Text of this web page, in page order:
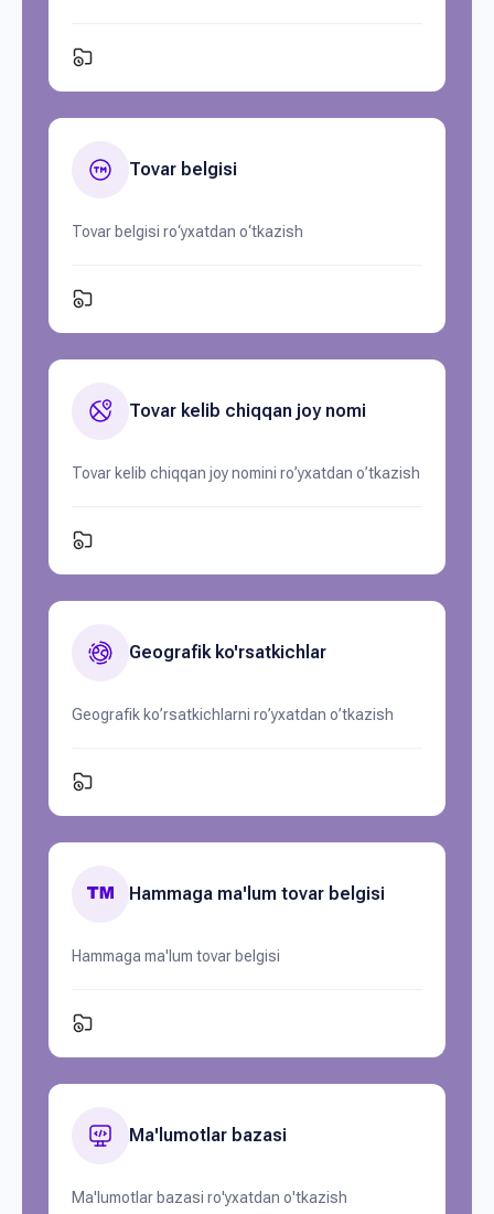
Tovar belgisi
Tovar belgisi ro‘yxatdan o‘tkazish
Tovar kelib chiqqan joy nomi
Tovar kelib chiqqan joy nomini ro’yxatdan o’tkazish
Geografik ko'rsatkichlar
Geografik ko’rsatkichlarni ro’yxatdan o’tkazish
Hammaga ma'lum tovar belgisi
Hammaga ma'lum tovar belgisi
Ma'lumotlar bazasi
Ma'lumotlar bazasi ro'yxatdan o'tkazish